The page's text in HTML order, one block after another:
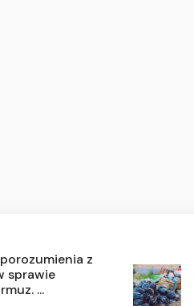
z
sprawie
...